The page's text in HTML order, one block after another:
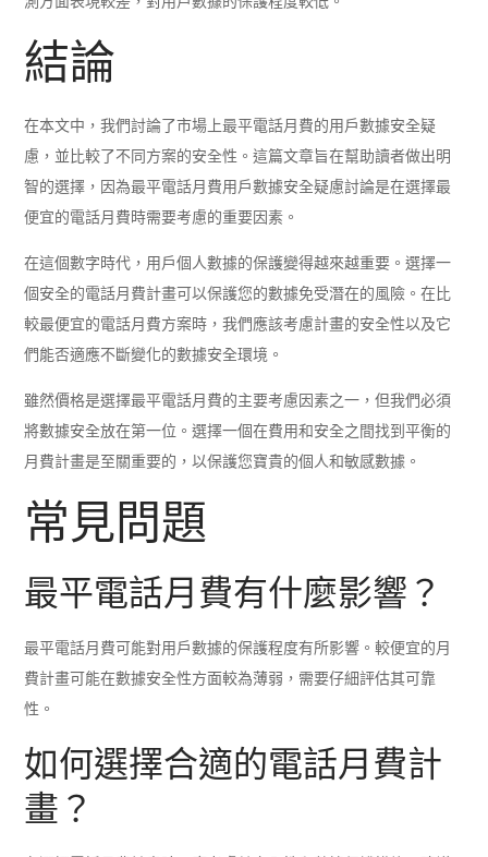
結論
在本文中，我們討論了市場上最平電話月費的用戶數據安全疑
慮，並比較了不同方案的安全性。這篇文章旨在幫助讀者做出明
智的選擇，因為最平電話月費用戶數據安全疑慮討論是在選擇最
便宜的電話月費時需要考慮的重要因素。
在這個數字時代，用戶個人數據的保護變得越來越重要。選擇一
個安全的電話月費計畫可以保護您的數據免受潛在的風險。在比
較最便宜的電話月費方案時，我們應該考慮計畫的安全性以及它
們能否適應不斷變化的數據安全環境。
雖然價格是選擇最平電話月費的主要考慮因素之一，但我們必須
將數據安全放在第一位。選擇一個在費用和安全之間找到平衡的
月費計畫是至關重要的，以保護您寶貴的個人和敏感數據。
常見問題
最平電話月費有什麼影響？
最平電話月費可能對用戶數據的保護程度有所影響。較便宜的月
費計畫可能在數據安全性方面較為薄弱，需要仔細評估其可靠
性。
如何選擇合適的電話月費計
畫？